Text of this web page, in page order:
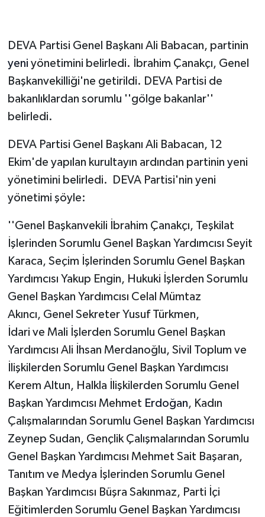
DEVA Partisi Genel Başkanı Ali Babacan, partinin
yeni yönetimini belirledi. İbrahim Çanakçı, Genel
Başkanvekilliği'ne getirildi. DEVA Partisi de
bakanlıklardan sorumlu ''gölge bakanlar''
belirledi.
DEVA Partisi Genel Başkanı Ali Babacan, 12
Ekim'de yapılan kurultayın ardından partinin yeni
yönetimini belirledi. DEVA Partisi'nin yeni
yönetimi şöyle:
''Genel Başkanvekili İbrahim Çanakçı, Teşkilat
İşlerinden Sorumlu Genel Başkan Yardımcısı Seyit
Karaca, Seçim İşlerinden Sorumlu Genel Başkan
Yardımcısı Yakup Engin, Hukuki İşlerden Sorumlu
Genel Başkan Yardımcısı Celal Mümtaz
Akıncı, Genel Sekreter Yusuf Türkmen,
İdari ve Mali İşlerden Sorumlu Genel Başkan
Yardımcısı Ali İhsan Merdanoğlu, Sivil Toplum ve
İlişkilerden Sorumlu Genel Başkan Yardımcısı
Kerem Altun, Halkla İlişkilerden Sorumlu Genel
Başkan Yardımcısı Mehmet Erdoğan, Kadın
Çalışmalarından Sorumlu Genel Başkan Yardımcısı
Zeynep Sudan, Gençlik Çalışmalarından Sorumlu
Genel Başkan Yardımcısı Mehmet Sait Başaran,
Tanıtım ve Medya İşlerinden Sorumlu Genel
Başkan Yardımcısı Büşra Sakınmaz, Parti İçi
Eğitimlerden Sorumlu Genel Başkan Yardımcısı